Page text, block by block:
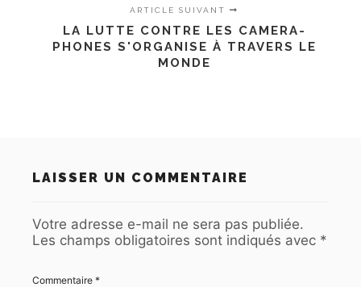
ARTICLE SUIVANT
LA LUTTE CONTRE LES CAMERA-
PHONES S'ORGANISE À TRAVERS LE
MONDE
LAISSER UN COMMENTAIRE
Votre adresse e-mail ne sera pas publiée.
Les champs obligatoires sont indiqués avec *
Commentaire *